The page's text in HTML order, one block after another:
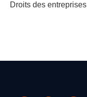
Droits des entreprises